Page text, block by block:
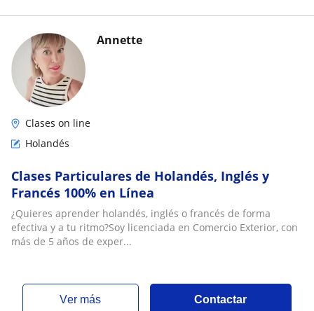
Annette
Clases on line
Holandés
Clases Particulares de Holandés, Inglés y
Francés 100% en Línea
¿Quieres aprender holandés, inglés o francés de forma
efectiva y a tu ritmo?Soy licenciada en Comercio Exterior, con
más de 5 años de exper...
ver más Contactar